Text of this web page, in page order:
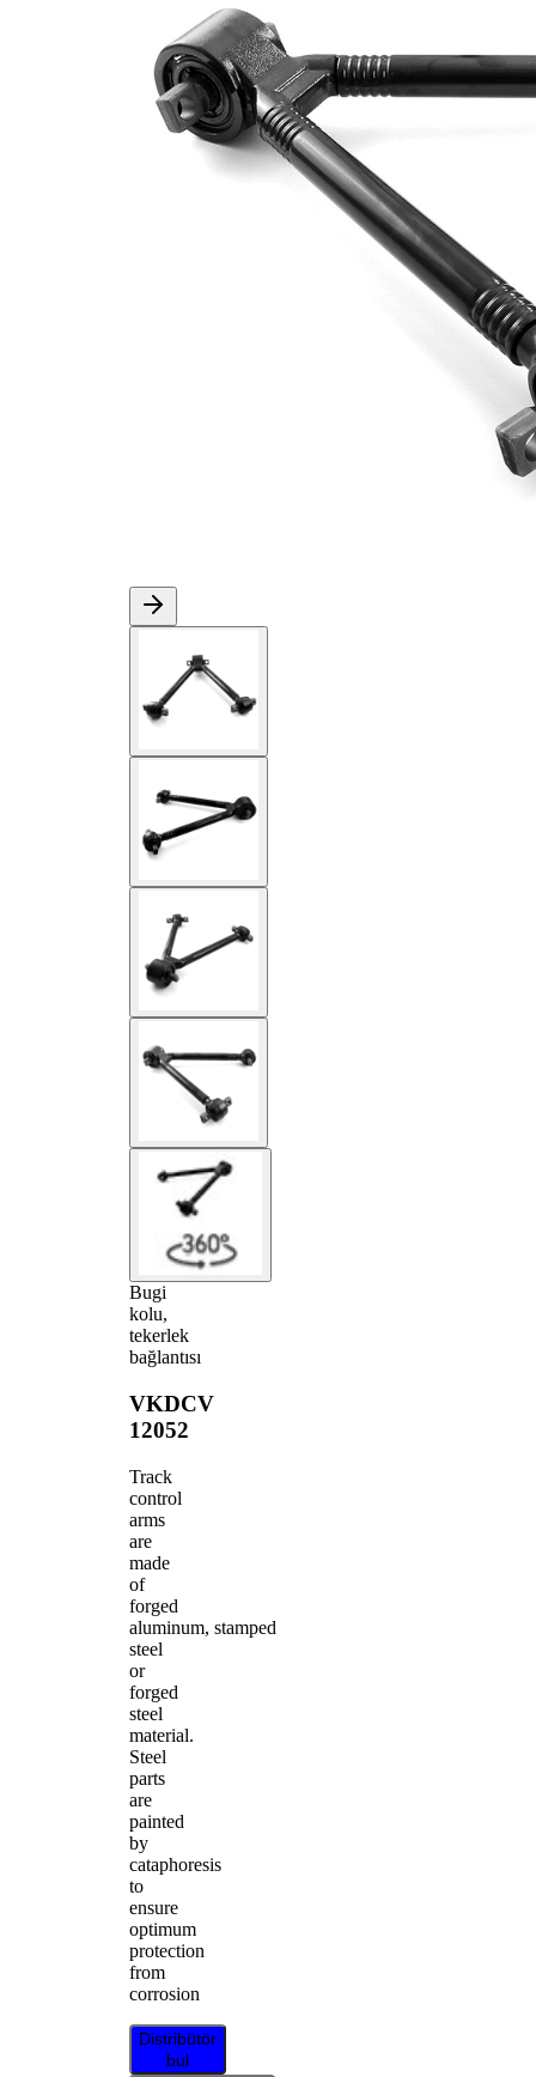
Bugi
kolu,
tekerlek
bağlantısı
VKDCV
12052
Track
control
arms
are
made
of
forged
aluminum, stamped
steel
or
forged
steel
material.
Steel
parts
are
painted
by
cataphoresis
to
ensure
optimum
protection
from
corrosion
Distribütör
bul